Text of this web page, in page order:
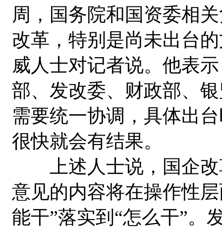
周，国务院和国资委相
改革，特别是尚未出台
威人士对记者说。他表
部、发改委、财政部、
需要统一协调，具体出
很快就会有结果。
上述人士说，国企改
意见的内容将在操作性
能干”落实到“怎么干”。